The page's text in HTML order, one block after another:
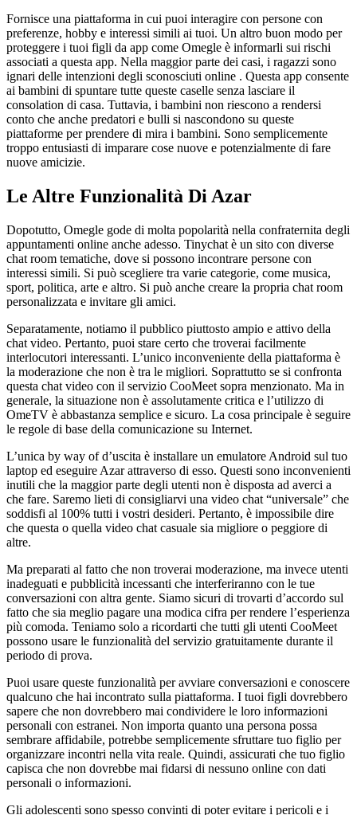
Fornisce una piattaforma in cui puoi interagire con persone con
preferenze, hobby e interessi simili ai tuoi. Un altro buon modo per
proteggere i tuoi figli da app come Omegle è informarli sui rischi
associati a questa app. Nella maggior parte dei casi, i ragazzi sono
ignari delle intenzioni degli sconosciuti online . Questa app consente
ai bambini di spuntare tutte queste caselle senza lasciare il
consolation di casa. Tuttavia, i bambini non riescono a rendersi
conto che anche predatori e bulli si nascondono su queste
piattaforme per prendere di mira i bambini. Sono semplicemente
troppo entusiasti di imparare cose nuove e potenzialmente di fare
nuove amicizie.
Le Altre Funzionalità Di Azar
Dopotutto, Omegle gode di molta popolarità nella confraternita degli
appuntamenti online anche adesso. Tinychat è un sito con diverse
chat room tematiche, dove si possono incontrare persone con
interessi simili. Si può scegliere tra varie categorie, come musica,
sport, politica, arte e altro. Si può anche creare la propria chat room
personalizzata e invitare gli amici.
Separatamente, notiamo il pubblico piuttosto ampio e attivo della
chat video. Pertanto, puoi stare certo che troverai facilmente
interlocutori interessanti. L’unico inconveniente della piattaforma è
la moderazione che non è tra le migliori. Soprattutto se si confronta
questa chat video con il servizio CooMeet sopra menzionato. Ma in
generale, la situazione non è assolutamente critica e l’utilizzo di
OmeTV è abbastanza semplice e sicuro. La cosa principale è seguire
le regole di base della comunicazione su Internet.
L’unica by way of d’uscita è installare un emulatore Android sul tuo
laptop ed eseguire Azar attraverso di esso. Questi sono inconvenienti
inutili che la maggior parte degli utenti non è disposta ad averci a
che fare. Saremo lieti di consigliarvi una video chat “universale” che
soddisfi al 100% tutti i vostri desideri. Pertanto, è impossibile dire
che questa o quella video chat casuale sia migliore o peggiore di
altre.
Ma preparati al fatto che non troverai moderazione, ma invece utenti
inadeguati e pubblicità incessanti che interferiranno con le tue
conversazioni con altra gente. Siamo sicuri di trovarti d’accordo sul
fatto che sia meglio pagare una modica cifra per rendere l’esperienza
più comoda. Teniamo solo a ricordarti che tutti gli utenti CooMeet
possono usare le funzionalità del servizio gratuitamente durante il
periodo di prova.
Puoi usare queste funzionalità per avviare conversazioni e conoscere
qualcuno che hai incontrato sulla piattaforma. I tuoi figli dovrebbero
sapere che non dovrebbero mai condividere le loro informazioni
personali con estranei. Non importa quanto una persona possa
sembrare affidabile, potrebbe semplicemente sfruttare tuo figlio per
organizzare incontri nella vita reale. Quindi, assicurati che tuo figlio
capisca che non dovrebbe mai fidarsi di nessuno online con dati
personali o informazioni.
Gli adolescenti sono spesso convinti di poter evitare i pericoli e i